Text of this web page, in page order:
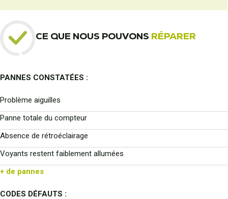
CE QUE NOUS POUVONS RÉPARER
PANNES CONSTATÉES :
Problème aiguilles
Panne totale du compteur
Absence de rétroéclairage
Voyants restent faiblement allumées
+ de pannes
CODES DÉFAUTS :